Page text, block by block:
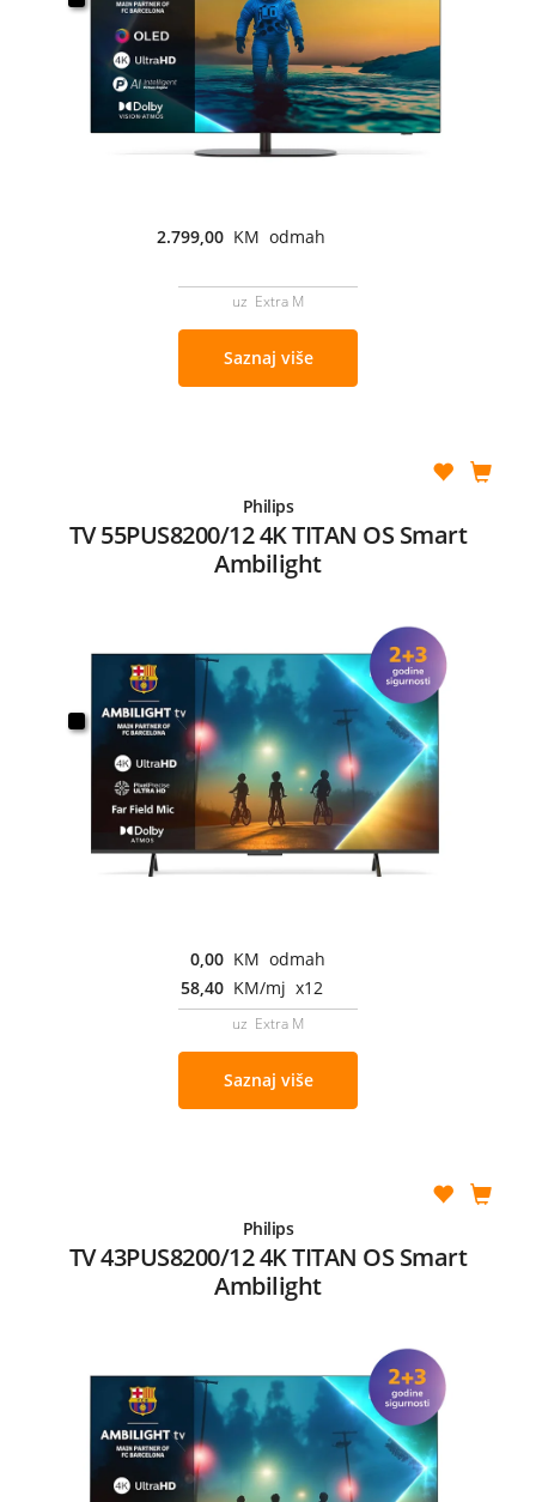
2.799,00 KM odmah
uz Extra M
Saznaj više
Philips
TV 55PUS8200/12 4K TITAN OS Smart
Ambilight
0,00 KM odmah
58,40 KM/mj x12
uz Extra M
Saznaj više
Philips
TV 43PUS8200/12 4K TITAN OS Smart
Ambilight